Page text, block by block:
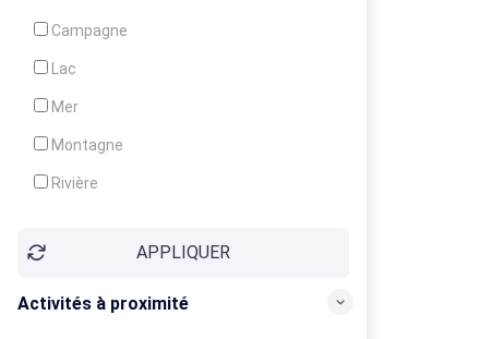
Campagne
Lac
Mer
Montagne
Rivière
APPLIQUER
Activités à proximité